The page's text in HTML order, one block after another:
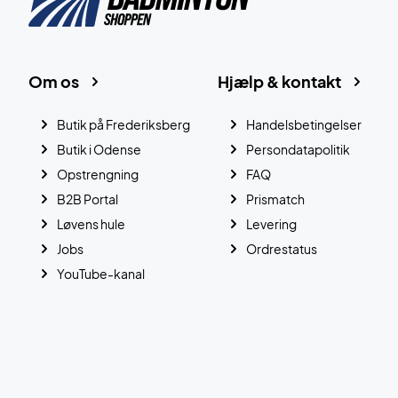
Hjælp & kontakt
Handelsbetingelser
Persondatapolitik
FAQ
Prismatch
Levering
Ordrestatus
Om os
Butik på Frederiksberg
Butik i Odense
Opstrengning
B2B Portal
Løvens hule
Jobs
YouTube-kanal